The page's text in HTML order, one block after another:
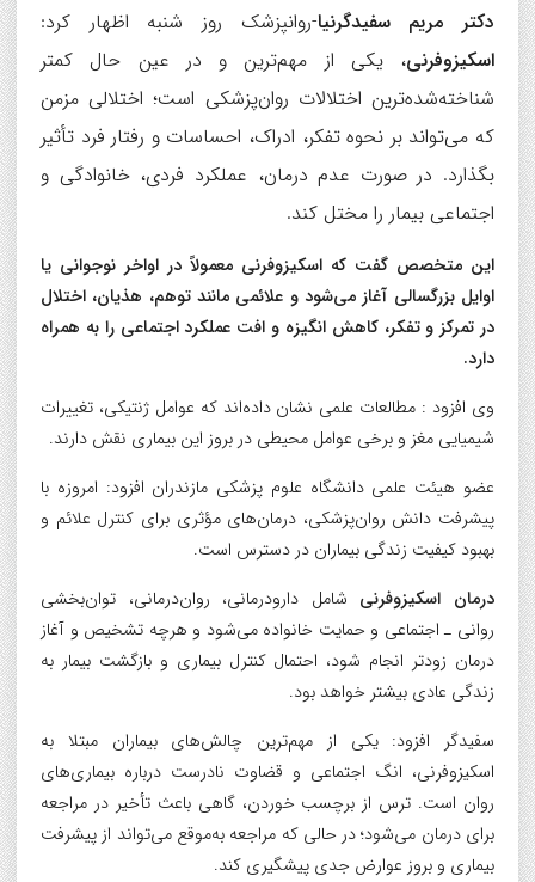
دکتر مریم سفیدگرنیا-روانپزشک روز شنبه اظهار کرد:
اسکیزوفرنی، یکی از مهم‌ترین و در عین حال کمتر
شناخته‌شده‌ترین اختلالات روان‌پزشکی است؛ اختلالی مزمن
که می‌تواند بر نحوه تفکر، ادراک، احساسات و رفتار فرد تأثیر
بگذارد. در صورت عدم درمان، عملکرد فردی، خانوادگی و
اجتماعی بیمار را مختل کند.
این متخصص گفت که اسکیزوفرنی معمولاً در اواخر نوجوانی یا
اوایل بزرگسالی آغاز می‌شود و علائمی مانند توهم، هذیان، اختلال
در تمرکز و تفکر، کاهش انگیزه و افت عملکرد اجتماعی را به همراه
دارد.
وی افزود : مطالعات علمی نشان داده‌اند که عوامل ژنتیکی، تغییرات
شیمیایی مغز و برخی عوامل محیطی در بروز این بیماری نقش دارند.
عضو هیئت علمی دانشگاه علوم پزشکی مازندران افزود: امروزه با
پیشرفت دانش روان‌پزشکی، درمان‌های مؤثری برای کنترل علائم و
بهبود کیفیت زندگی بیماران در دسترس است.
درمان اسکیزوفرنی شامل دارودرمانی، روان‌درمانی، توان‌بخشی
روانی ـ اجتماعی و حمایت خانواده می‌شود و هرچه تشخیص و آغاز
درمان زودتر انجام شود، احتمال کنترل بیماری و بازگشت بیمار به
زندگی عادی بیشتر خواهد بود.
سفیدگر افزود: یکی از مهم‌ترین چالش‌های بیماران مبتلا به
اسکیزوفرنی، انگ اجتماعی و قضاوت نادرست درباره بیماری‌های
روان است. ترس از برچسب خوردن، گاهی باعث تأخیر در مراجعه
برای درمان می‌شود؛ در حالی که مراجعه به‌موقع می‌تواند از پیشرفت
بیماری و بروز عوارض جدی پیشگیری کند.